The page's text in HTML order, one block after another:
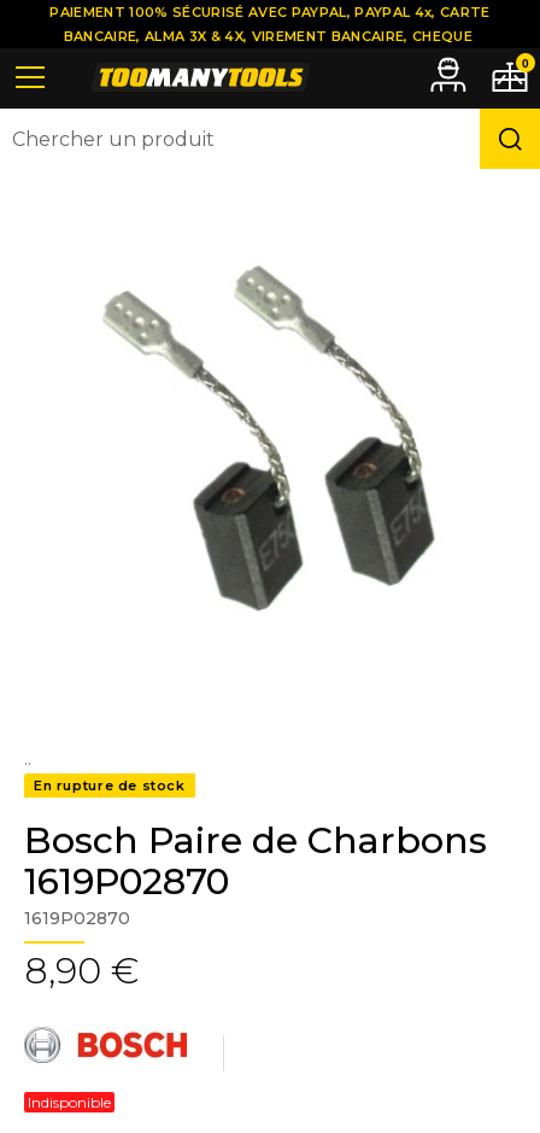
..
En rupture de stock
Bosch Paire de Charbons
1619P02870
1619P02870
8,90 €
Indisponible
PAIEMENT 100% SÉCURISÉ AVEC PAYPAL, PAYPAL 4x, CARTE
BANCAIRE, ALMA 3X & 4X, VIREMENT BANCAIRE, CHEQUE
0